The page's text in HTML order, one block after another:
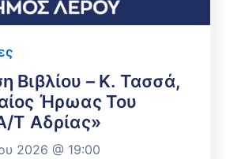
Βιβλίου – Κ. Τασσά,
Ήρωας Του
Τ Αδρίας»
2026 @ 19:00